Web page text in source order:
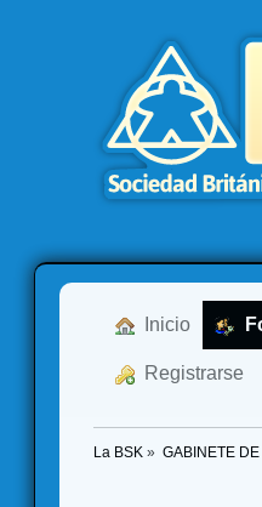
Inicio
Registrarse
La BSK » GABINETE